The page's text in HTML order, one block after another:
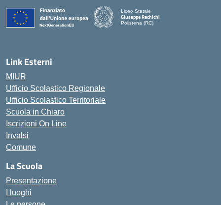
Liceo Statale
Giuseppe Rechichi
Polistena (RC)
Link Esterni
MIUR
Ufficio Scolastico Regionale
Ufficio Scolastico Territoriale
Scuola in Chiaro
Iscrizioni On Line
Invalsi
Comune
La Scuola
Presentazione
I luoghi